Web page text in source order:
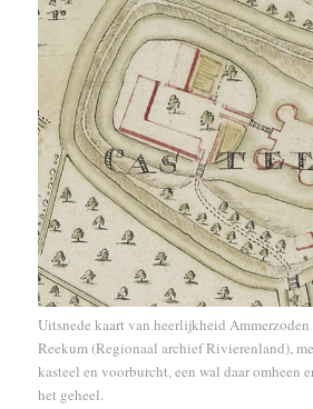
Uitsnede kaart van heerlijkheid
Reekum (Regionaal archief Rivierenland),
kasteel en voorburcht, een wal daar omheen
het geheel.